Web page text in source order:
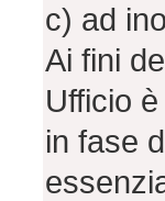
c) ad
Ai fini
Ufficio
in fase